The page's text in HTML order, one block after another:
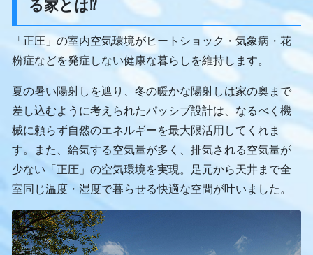
る家とは⁉
「正圧」の室内空気環境がヒートショック・気象病・花
粉症などを発症しない健康な暮らしを維持します。
夏の暑い陽射しを遮り、冬の暖かな陽射しは家の奥まで
差し込むように考えられたパッシブ設計は、なるべく機
械に頼らず自然のエネルギーを最大限活用してくれま
す。また、給気する空気量が多く、排気される空気量が
少ない「正圧」の空気環境を実現。足元から天井まで全
室同じ温度・湿度で暮らせる快適な空間が叶いました。